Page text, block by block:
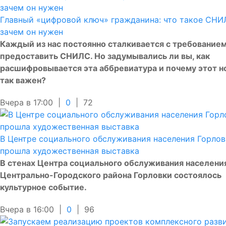
Главный «цифровой ключ» гражданина: что такое
зачем он нужен
Каждый из нас постоянно сталкивается с
предоставить СНИЛС. Но задумывались ли вы, как
расшифровывается эта аббревиатура и почему этот
так важен?
Вчера в 17:00 | 0 72
В Центре социального обслуживания населения
прошла художественная выставка
В стенах Центра социального обслуживания
Центрально-Городского района Горловки состоялось
культурное событие.
Вчера в 16:00 | 0 96